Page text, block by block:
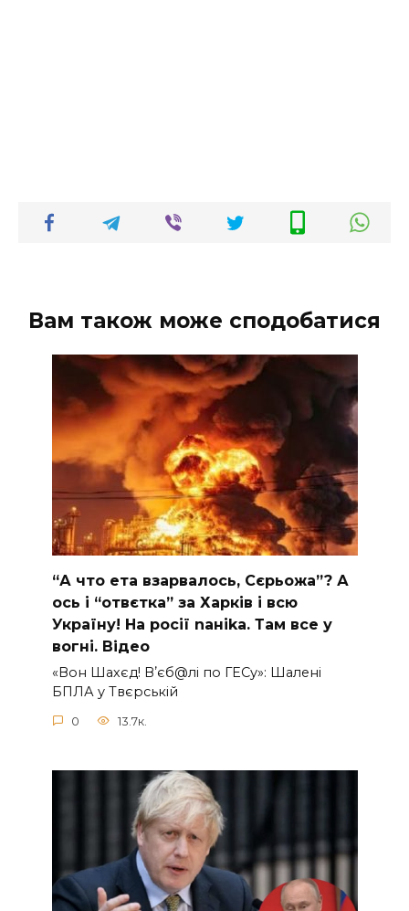
Вам також може сподобатися
“А что ета взаpвалось, Сєрьожа”? А
ось і “отвєтка” за Харків і всю
Україну! На pосії nаніkа. Там вcе у
вoгні. Вiдео
«Вон Шахєд! Вʼєб@лі по ГЕСу»: Шалені
БПЛА у Твєрській
0 13.7к.